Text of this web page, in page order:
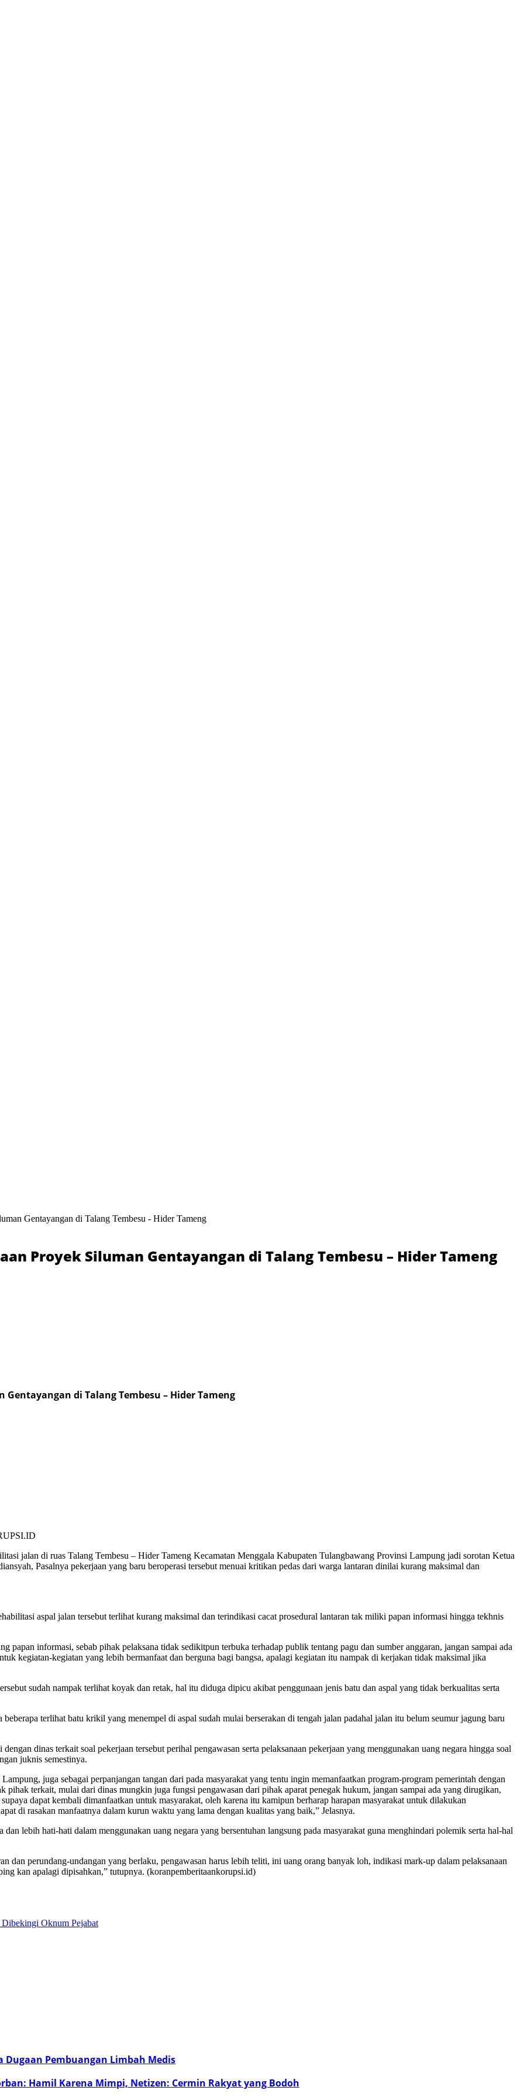
Gentayangan di Talang Tembesu - Hider Tameng
Proyek Siluman Gentayangan di Talang Tembesu – Hider Tameng
di Talang Tembesu – Hider Tameng
jalan di ruas Talang Tembesu – Hider Tameng Kecamatan Menggala Kabupaten Tulangbawang Provinsi Lampung jadi sorotan Ketua
Pasalnya pekerjaan yang baru beroperasi tersebut menuai kritikan pedas dari warga lantaran dinilai kurang maksimal dan
aspal jalan tersebut terlihat kurang maksimal dan terindikasi cacat prosedural lantaran tak miliki papan informasi hingga tekhnis
papan informasi, sebab pihak pelaksana tidak sedikitpun terbuka terhadap publik tentang pagu dan sumber anggaran, jangan sampai ada
kegiatan-kegiatan yang lebih bermanfaat dan berguna bagi bangsa, apalagi kegiatan itu nampak di kerjakan tidak maksimal jika
sudah nampak terlihat koyak dan retak, hal itu diduga dipicu akibat penggunaan jenis batu dan aspal yang tidak berkualitas serta
terlihat batu krikil yang menempel di aspal sudah mulai berserakan di tengah jalan padahal jalan itu belum seumur jagung baru
dinas terkait soal pekerjaan tersebut perihal pengawasan serta pelaksanaan pekerjaan yang menggunakan uang negara hingga soal
juknis semestinya.
juga sebagai perpanjangan tangan dari pada masyarakat yang tentu ingin memanfaatkan program-program pemerintah dengan
terkait, mulai dari dinas mungkin juga fungsi pengawasan dari pihak aparat penegak hukum, jangan sampai ada yang dirugikan,
dapat kembali dimanfaatkan untuk masyarakat, oleh karena itu kamipun berharap harapan masyarakat untuk dilakukan
di rasakan manfaatnya dalam kurun waktu yang lama dengan kualitas yang baik,” Jelasnya.
lebih hati-hati dalam menggunakan uang negara yang bersentuhan langsung pada masyarakat guna menghindari polemik serta hal-hal
dan perundang-undangan yang berlaku, pengawasan harus lebih teliti, ini uang orang banyak loh, indikasi mark-up dalam pelaksanaan
kan apalagi dipisahkan,” tutupnya. (koranpemberitaankorupsi.id)
Oknum Pejabat
Dugaan Pembuangan Limbah Medis
Hamil Karena Mimpi, Netizen: Cermin Rakyat yang Bodoh